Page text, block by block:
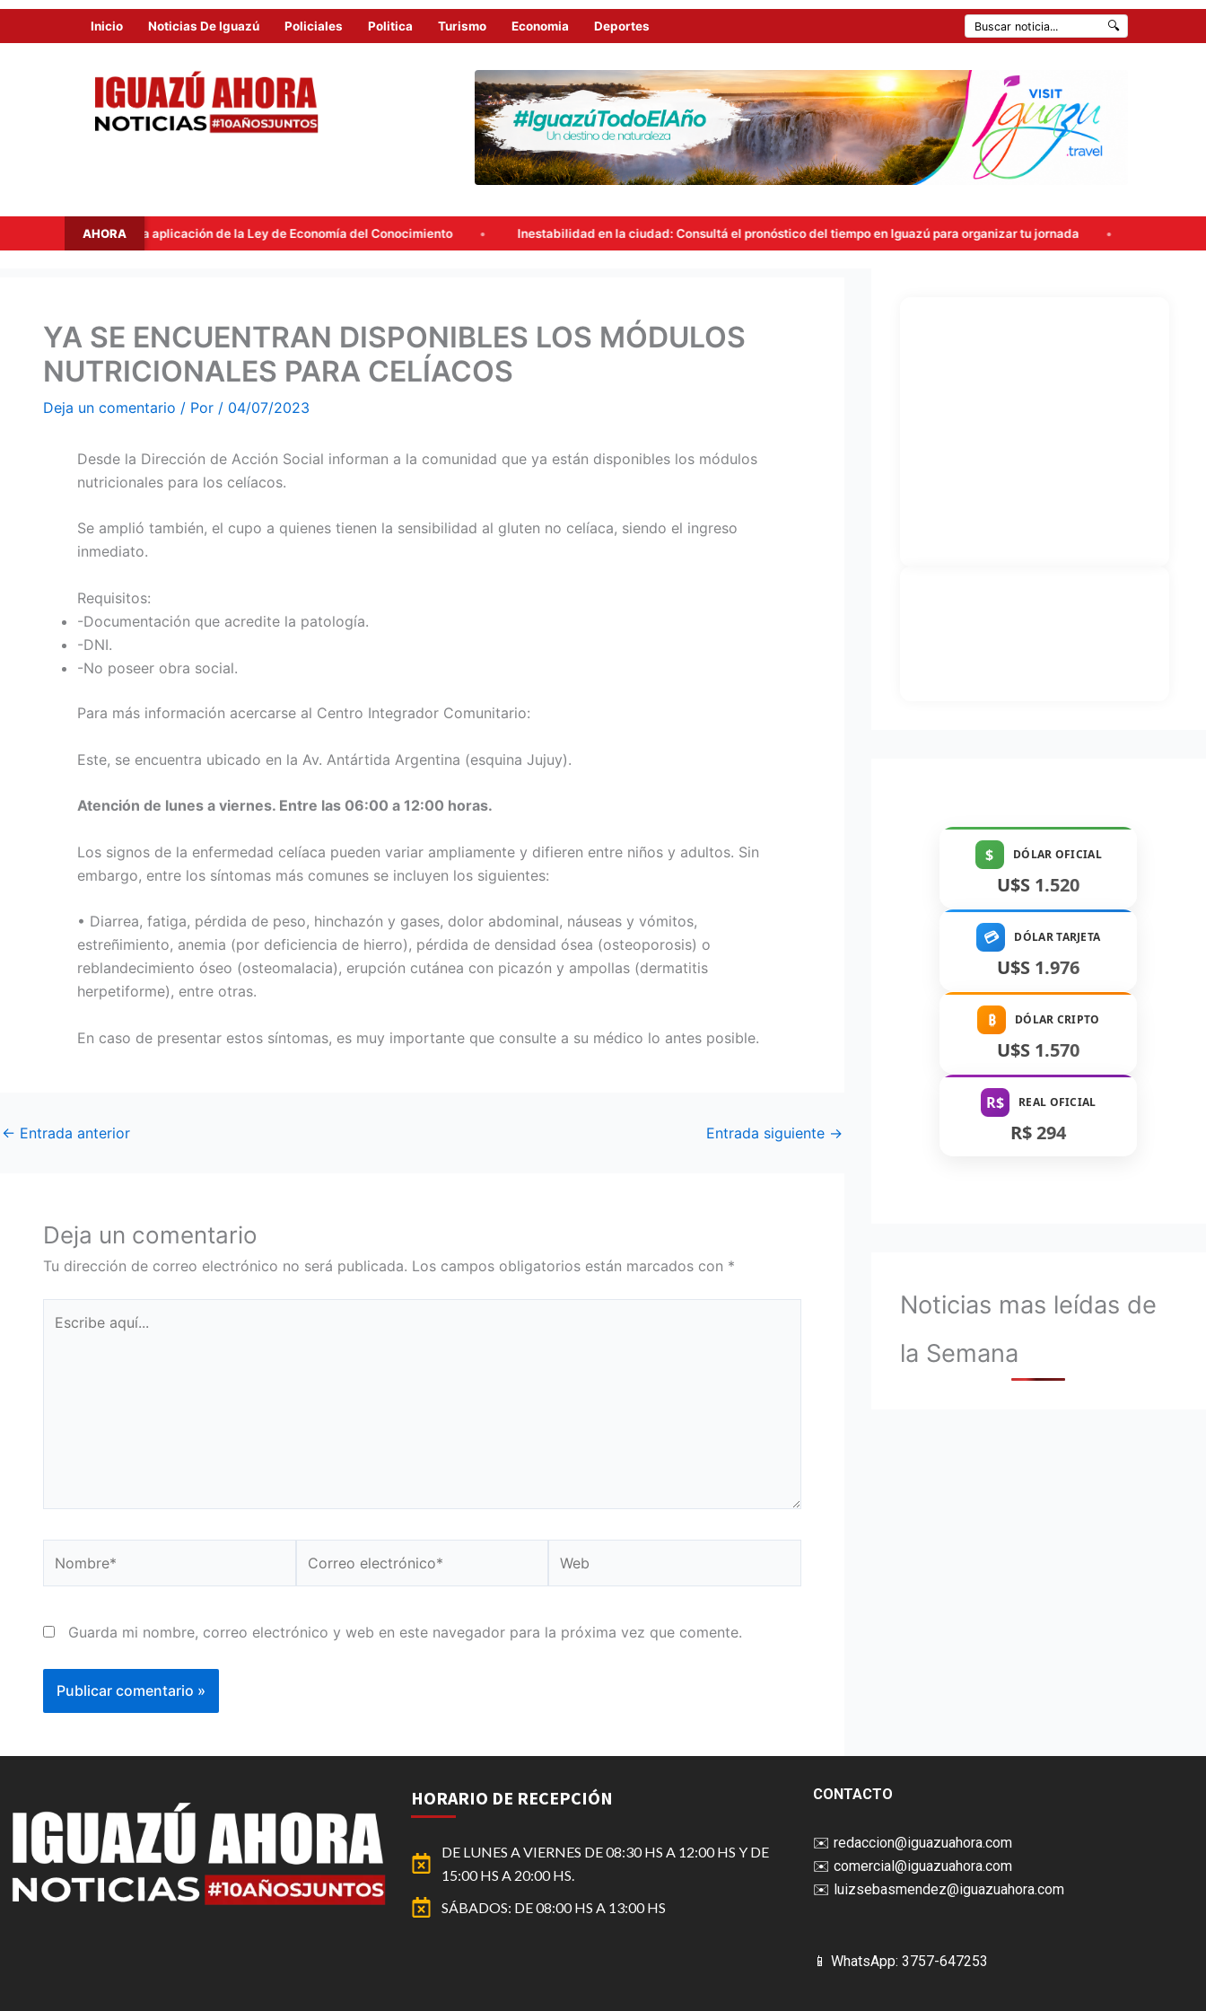
Inicio Noticias De Iguazú Policiales Politica Turismo Economia Deportes 🔍
AHORA
tras la aplicación de la Ley de Economía del Conocimiento Inestabilidad en la ciudad: Consultá el pronóstico del tiempo en Iguazú para organizar tu jornada Atropellaron un control en
YA SE ENCUENTRAN DISPONIBLES LOS MÓDULOS
NUTRICIONALES PARA CELÍACOS
Deja un comentario / Por / 04/07/2023
Desde la Dirección de Acción Social informan a la comunidad que ya están disponibles los módulos
nutricionales para los celíacos.
Se amplió también, el cupo a quienes tienen la sensibilidad al gluten no celíaca, siendo el ingreso
inmediato.
Requisitos:
-Documentación que acredite la patología.
-DNI.
-No poseer obra social.
Para más información acercarse al Centro Integrador Comunitario:
Este, se encuentra ubicado en la Av. Antártida Argentina (esquina Jujuy).
Atención de lunes a viernes. Entre las 06:00 a 12:00 horas.
Los signos de la enfermedad celíaca pueden variar ampliamente y difieren entre niños y adultos. Sin
embargo, entre los síntomas más comunes se incluyen los siguientes:
• Diarrea, fatiga, pérdida de peso, hinchazón y gases, dolor abdominal, náuseas y vómitos,
estreñimiento, anemia (por deficiencia de hierro), pérdida de densidad ósea (osteoporosis) o
reblandecimiento óseo (osteomalacia), erupción cutánea con picazón y ampollas (dermatitis
herpetiforme), entre otras.
En caso de presentar estos síntomas, es muy importante que consulte a su médico lo antes posible.
← Entrada anterior Entrada siguiente →
Deja un comentario
Tu dirección de correo electrónico no será publicada. Los campos obligatorios están marcados con *
aquí...
electrónico*
Guarda mi nombre, correo electrónico y web en este navegador para la próxima vez que comente.
$ DÓLAR OFICIAL
U$S 1.520
💳 DÓLAR TARJETA
U$S 1.976
₿ DÓLAR CRIPTO
U$S 1.570
R$ REAL OFICIAL
R$ 294
Noticias mas leídas de
la Semana
HORARIO DE RECEPCIÓN
DE LUNES A VIERNES DE 08:30 HS A 12:00 HS Y DE
15:00 HS A 20:00 HS.
SÁBADOS: DE 08:00 HS A 13:00 HS
CONTACTO
✉️ redaccion@iguazuahora.com
✉️ comercial@iguazuahora.com
✉️ luizsebasmendez@iguazuahora.com
📱 WhatsApp: 3757-647253